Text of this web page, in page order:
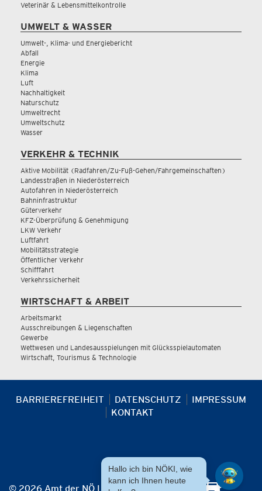
Veterinär & Lebensmittelkontrolle
UMWELT & WASSER
Umwelt-, Klima- und Energiebericht
Abfall
Energie
Klima
Luft
Nachhaltigkeit
Naturschutz
Umweltrecht
Umweltschutz
Wasser
VERKEHR & TECHNIK
Aktive Mobilität (Radfahren/Zu-Fuß-Gehen/Fahrgemeinschaften)
Landesstraßen in Niederösterreich
Autofahren in Niederösterreich
Bahninfrastruktur
Güterverkehr
KFZ-Überprüfung & Genehmigung
LKW Verkehr
Luftfahrt
Mobilitätsstrategie
Öffentlicher Verkehr
Schifffahrt
Verkehrssicherheit
WIRTSCHAFT & ARBEIT
Arbeitsmarkt
Ausschreibungen & Liegenschaften
Gewerbe
Wettwesen und Landesausspielungen mit Glücksspielautomaten
Wirtschaft, Tourismus & Technologie
BARRIEREFREIHEIT DATENSCHUTZ
IMPRESSUM
KONTAKT
© 2026 Amt der NÖ Landesregierung
Hallo ich bin NÖKI, wie
kann ich Ihnen heute